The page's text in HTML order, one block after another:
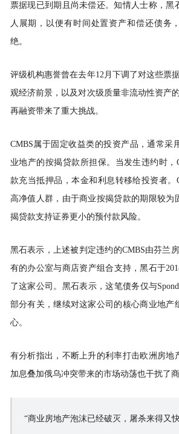
票据现已到期且尚未偿还。知情人士称，黑
人展期，以便有时间处置资产和偿还债务
绝。
评级机构惠誉曾在去年12月下调了对这些票
观经济前景，以及对次级质量非流动性资产
再融资带来了重大挑战。
CMBS属于固定收益类的投资产品，通常采
业地产的按揭贷款所担保。当发生违约 时，
款充当抵押品，本金和利息转移给投资者。
高净值人群，由于商业按揭贷款的期限较为
揭贷款支持证券更小的预付款风险。
黑石表示，上述被判定违约 的CMBS由芬兰
有的办公室与商店资产组合支持，黑石于
了这家公司。黑石表示，这笔债务仅与
部分有关，继续对这家公司的核心商业地产
心。
有分析指出，不断上升的利率打击欧洲房地
加息叠加俄乌冲突带来的市场动荡也干扰了
“商业房地产泡沫已经破灭， 屠杀来得又